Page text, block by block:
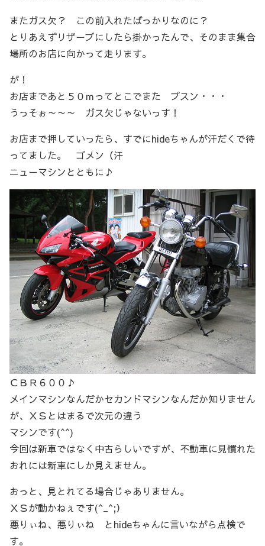
またガス欠？ この前入れたばっかりなのに？
とりあえずリザーブにしたら掛かったんで、そのまま集合
場所のお店に向かって走ります。
が！
お店まであと５０ｍってとこでまた プスン・・・
うっそぉ～～～ ガス欠じゃないっす！
お店まで押していったら、すでにhideちゃんが汗だくで待
ってました。 ゴメン（汗
ニューマシンとともに♪
ＣＢＲ６００♪
メインマシンなんだかセカンドマシンなんだか知りません
が、ＸＳとはまるで次元の違う
マシンです(^^)
今回は新車ではなく中古らしいですが、不動車に見慣れた
おれには新車にしか見えません。
おっと、見とれてる場合じゃありません。
ＸＳが動かねぇです(^_^;）
悪りぃね、悪りぃね とhideちゃんに言いながら点検で
す。